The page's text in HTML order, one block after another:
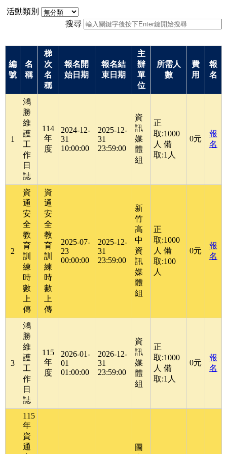
活動類別
搜尋
編
號
名
稱
梯
次
名
稱
報名開
始日期
報名結
束日期
主
辦
單
位
所需人
數
費
用
報
名
1
鴻
勝
維
護
工
作
日
誌
114
年
度
2024-12-
31
10:00:00
2025-12-
31
23:59:00
資
訊
媒
體
組
正
取:1000
人 備
取:1人
0元
報
名
2
資
通
安
全
教
育
訓
練
時
數
上
傳
資
通
安
全
教
育
訓
練
時
數
上
傳
2025-07-
23
00:00:00
2025-12-
31
23:59:00
新
竹
高
中
資
訊
媒
體
組
正
取:1000
人 備
取:100
人
0元
報
名
3
鴻
勝
維
護
工
作
日
誌
115
年
度
2026-01-
01
01:00:00
2026-12-
31
23:59:00
資
訊
媒
體
組
正
取:1000
人 備
取:1人
0元
報
名
115
年
資
通
圖